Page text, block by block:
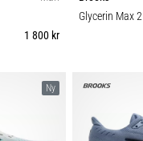
1 800 kr
Glycerin Max 2
Ny